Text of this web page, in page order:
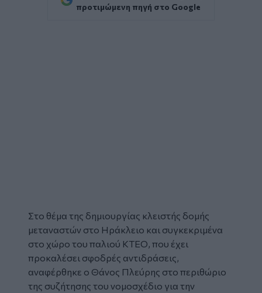
προτιμώμενη πηγή στο Google
Στο θέμα της δημιουργίας κλειστής δομής
μεταναστών στο Ηράκλειο και συγκεκριμένα
στο χώρο του παλιού ΚΤΕΟ, που έχει
προκαλέσει σφοδρές αντιδράσεις,
αναφέρθηκε ο Θάνος Πλεύρης στο περιθώριο
της συζήτησης του νομοσχέδιο για την